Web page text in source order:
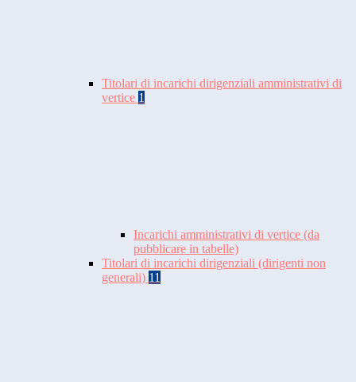
Titolari di incarichi dirigenziali amministrativi di
vertice 1
Incarichi amministrativi di vertice (da
pubblicare in tabelle)
Titolari di incarichi dirigenziali (dirigenti non
generali) 11